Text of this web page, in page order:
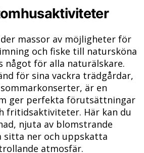
massor av möjligheter för
och fiske till natursköna
något för alla naturälskare.
för sina vackra trädgårdar,
är en
ger perfekta förutsättningar
fritidsaktiviteter. Här kan du
njuta av blomstrande
sitta ner och uppskatta
atmosfär.